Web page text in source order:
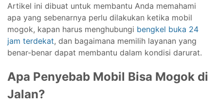
Artikel ini dibuat untuk membantu Anda memahami
apa yang sebenarnya perlu dilakukan ketika mobil
mogok, kapan harus menghubungi bengkel buka 24
jam terdekat, dan bagaimana memilih layanan yang
benar-benar dapat membantu dalam kondisi darurat.
Apa Penyebab Mobil Bisa Mogok di
Jalan?